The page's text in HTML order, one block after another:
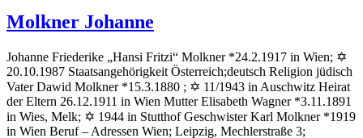
Molkner Johanne
Johanne Friederike „Hansi Fritzi“ Molkner *24.2.1917 in Wien; ✡
20.10.1987 Staatsangehörigkeit Österreich;deutsch Religion jüdisch
Vater Dawid Molkner *15.3.1880 ; ✡ 11/1943 in Auschwitz Heirat
der Eltern 26.12.1911 in Wien Mutter Elisabeth Wagner *3.11.1891
in Wies, Melk; ✡ 1944 in Stutthof Geschwister Karl Molkner *1919
in Wien Beruf – Adressen Wien; Leipzig, Mechlerstraße 3;